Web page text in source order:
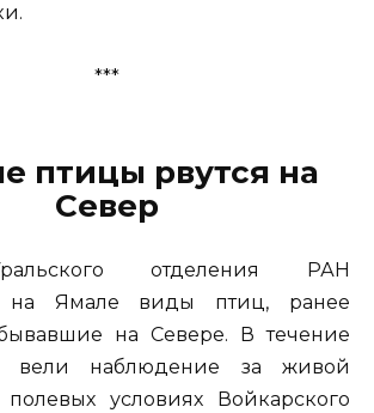
***
птицы рвутся на
Север
отделения РАН
на Ямале виды птиц, ранее
на Севере. В течение
вели наблюдение за живой
условиях Войкарского